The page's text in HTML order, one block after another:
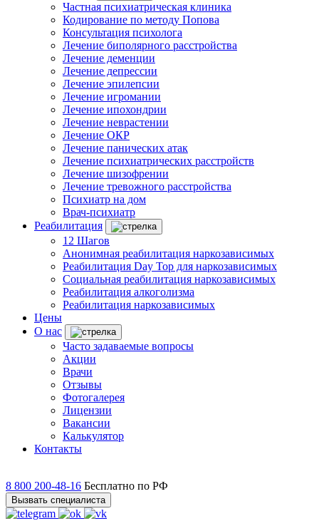
Частная психиатрическая клиника
Кодирование по методу Попова
Консультация психолога
Лечение биполярного расстройства
Лечение деменции
Лечение депрессии
Лечение эпилепсии
Лечение игромании
Лечение ипохондрии
Лечение неврастении
Лечение ОКР
Лечение панических атак
Лечение психиатрических расстройств
Лечение шизофрении
Лечение тревожного расстройства
Психиатр на дом
Врач-психиатр
Реабилитация
12 Шагов
Анонимная реабилитация наркозависимых
Реабилитация Day Top для наркозависимых
Социальная реабилитация наркозависимых
Реабилитация алкоголизма
Реабилитация наркозависимых
Цены
О нас
Часто задаваемые вопросы
Акции
Врачи
Отзывы
Фотогалерея
Лицензии
Вакансии
Калькулятор
Контакты
8 800 200-48-16 Бесплатно по РФ
Вызвать специалиста